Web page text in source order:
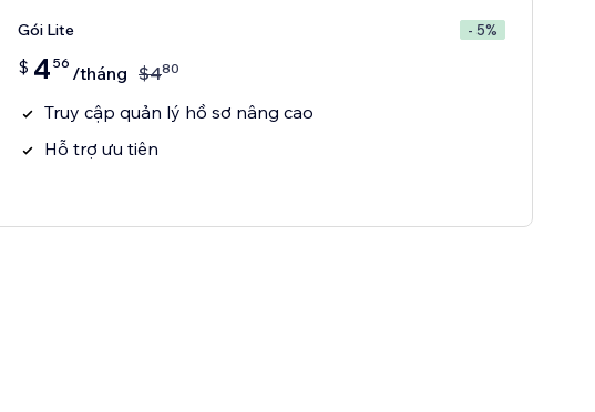
Gói Lite - 5%
$ 4 56 /tháng $480
Truy cập quản lý hồ sơ nâng cao
Hỗ trợ ưu tiên